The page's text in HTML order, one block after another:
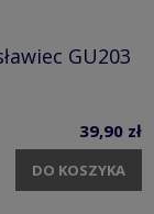
GU203
39,90 zł
DO KOSZYKA